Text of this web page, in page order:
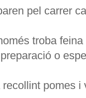
pel carrer
troba
o
pomes i